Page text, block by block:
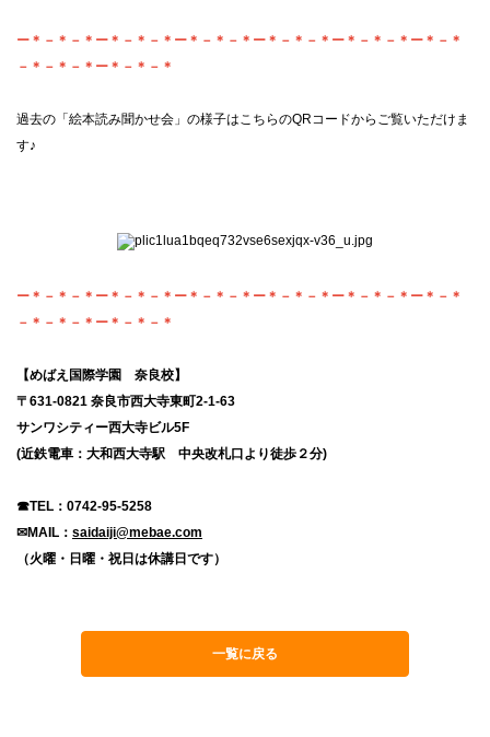
ー＊－＊－＊ー＊－＊－＊ー＊－＊－＊ー＊－＊－＊ー＊－＊－＊ー＊－＊
－＊－＊－＊ー＊－＊－＊
過去の「絵本読み聞かせ会」の様子はこちらのQRコードからご覧いただけま
す♪
ー＊－＊－＊ー＊－＊－＊ー＊－＊－＊ー＊－＊－＊ー＊－＊－＊ー＊－＊
－＊－＊－＊ー＊－＊－＊
【めばえ国際学園 奈良校】
〒631-0821 奈良市西大寺東町2-1-63
サンワシティー西大寺ビル5F
(近鉄電車：大和西大寺駅 中央改札口より徒歩２分)
☎TEL：0742-95-5258
✉MAIL： saidaiji@mebae.com
（火曜・日曜・祝日は休講日です）
一覧に戻る